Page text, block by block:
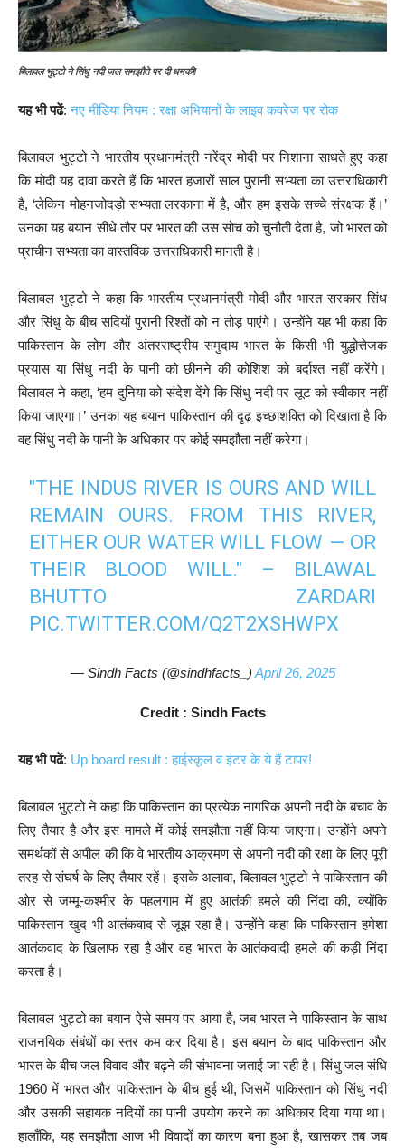
बिलावल भुट्टो ने सिंधु नदी जल समझौते पर दी धमकी!
यह भी पढें:नए मीडिया नियम : रक्षा अभियानों के लाइव कवरेज पर रोक
बिलावल भुट्टो ने भारतीय प्रधानमंत्री नरेंद्र मोदी पर निशाना साधते हुए कहा
कि मोदी यह दावा करते हैं कि भारत हजारों साल पुरानी सभ्यता का उत्तराधिकारी
है, ‘लेकिन मोहनजोदड़ो सभ्यता लरकाना में है, और हम इसके सच्चे संरक्षक हैं।’
उनका यह बयान सीधे तौर पर भारत की उस सोच को चुनौती देता है, जो भारत को
प्राचीन सभ्यता का वास्तविक उत्तराधिकारी मानती है।
बिलावल भुट्टो ने कहा कि भारतीय प्रधानमंत्री मोदी और भारत सरकार सिंध
और सिंधु के बीच सदियों पुरानी रिश्तों को न तोड़ पाएंगे। उन्होंने यह भी कहा कि
पाकिस्तान के लोग और अंतरराष्ट्रीय समुदाय भारत के किसी भी युद्धोत्तेजक
प्रयास या सिंधु नदी के पानी को छीनने की कोशिश को बर्दाश्त नहीं करेंगे।
बिलावल ने कहा, ‘हम दुनिया को संदेश देंगे कि सिंधु नदी पर लूट को स्वीकार नहीं
किया जाएगा।’ उनका यह बयान पाकिस्तान की दृढ़ इच्छाशक्ति को दिखाता है कि
वह सिंधु नदी के पानी के अधिकार पर कोई समझौता नहीं करेगा।
"THE INDUS RIVER IS OURS AND WILL
REMAIN OURS. FROM THIS RIVER,
EITHER OUR WATER WILL FLOW — OR
THEIR BLOOD WILL." – BILAWAL
BHUTTO ZARDARI
PIC.TWITTER.COM/Q2T2XSHWPX
— Sindh Facts (@sindhfacts_) April 26, 2025
Credit : Sindh Facts
यह भी पढें: Up board result : हाईस्कूल व इंटर के ये हैं टापर!
बिलावल भुट्टो ने कहा कि पाकिस्तान का प्रत्येक नागरिक अपनी नदी के बचाव के
लिए तैयार है और इस मामले में कोई समझौता नहीं किया जाएगा। उन्होंने अपने
समर्थकों से अपील की कि वे भारतीय आक्रमण से अपनी नदी की रक्षा के लिए पूरी
तरह से संघर्ष के लिए तैयार रहें। इसके अलावा, बिलावल भुट्टो ने पाकिस्तान की
ओर से जम्मू-कश्मीर के पहलगाम में हुए आतंकी हमले की निंदा की, क्योंकि
पाकिस्तान खुद भी आतंकवाद से जूझ रहा है। उन्होंने कहा कि पाकिस्तान हमेशा
आतंकवाद के खिलाफ रहा है और वह भारत के आतंकवादी हमले की कड़ी निंदा
करता है।
बिलावल भुट्टो का बयान ऐसे समय पर आया है, जब भारत ने पाकिस्तान के साथ
राजनयिक संबंधों का स्तर कम कर दिया है। इस बयान के बाद पाकिस्तान और
भारत के बीच जल विवाद और बढ़ने की संभावना जताई जा रही है। सिंधु जल संधि
1960 में भारत और पाकिस्तान के बीच हुई थी, जिसमें पाकिस्तान को सिंधु नदी
और उसकी सहायक नदियों का पानी उपयोग करने का अधिकार दिया गया था।
हालाँकि, यह समझौता आज भी विवादों का कारण बना हुआ है, खासकर तब जब